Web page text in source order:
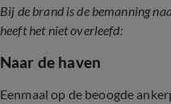
Bij de brand is de bemanning
heeft het niet overleefd:
Naar de haven
Eenmaal op de beoogde